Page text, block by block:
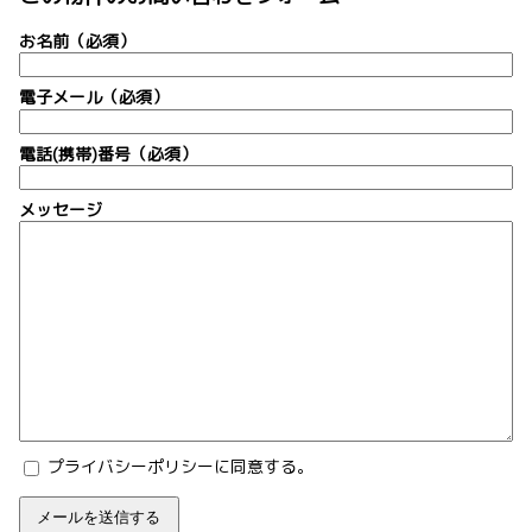
お名前（必須）
電子メール（必須）
電話(携帯)番号（必須）
メッセージ
プライバシーポリシーに同意する。